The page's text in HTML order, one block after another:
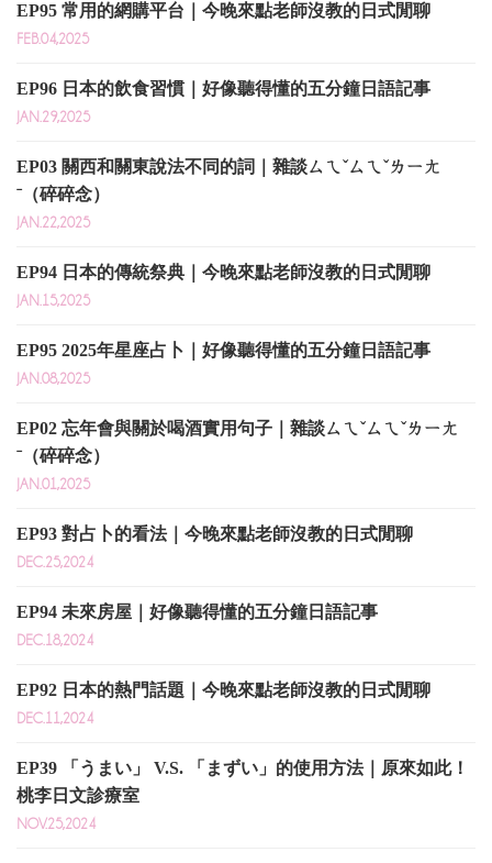
EP95 常用的網購平台｜今晚來點老師沒教的日式閒聊
FEB.04,2025
EP96 日本的飲食習慣｜好像聽得懂的五分鐘日語記事
JAN.29,2025
EP03 關西和關東說法不同的詞｜雜談ㄙㄟˇㄙㄟˇㄌㄧㄤ
ˉ（碎碎念）
JAN.22,2025
EP94 日本的傳統祭典｜今晚來點老師沒教的日式閒聊
JAN.15,2025
EP95 2025年星座占卜｜好像聽得懂的五分鐘日語記事
JAN.08,2025
EP02 忘年會與關於喝酒實用句子｜雜談ㄙㄟˇㄙㄟˇㄌㄧㄤ
ˉ（碎碎念）
JAN.01,2025
EP93 對占卜的看法｜今晚來點老師沒教的日式閒聊
DEC.25,2024
EP94 未來房屋｜好像聽得懂的五分鐘日語記事
DEC.18,2024
EP92 日本的熱門話題｜今晚來點老師沒教的日式閒聊
DEC.11,2024
EP39 「うまい」 V.S. 「まずい」的使用方法｜原來如此！
桃李日文診療室
NOV.25,2024